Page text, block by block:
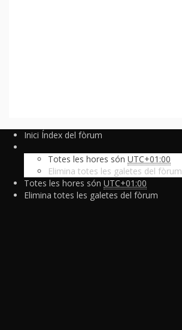
Inici Índex del fòrum
Totes les hores són UTC+01:00
Elimina totes les galetes del fòrum
Totes les hores són UTC+01:00
Elimina totes les galetes del fòrum